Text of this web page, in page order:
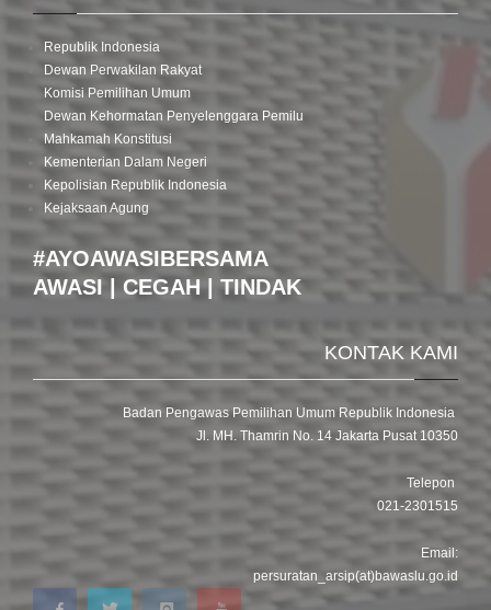
Republik Indonesia
Dewan Perwakilan Rakyat
Komisi Pemilihan Umum
Dewan Kehormatan Penyelenggara Pemilu
Mahkamah Konstitusi
Kementerian Dalam Negeri
Kepolisian Republik Indonesia
Kejaksaan Agung
#AYOAWASIBERSAMA
AWASI | CEGAH | TINDAK
KONTAK KAMI
Badan Pengawas Pemilihan Umum Republik Indonesia
Jl. MH. Thamrin No. 14 Jakarta Pusat 10350
Telepon
021-2301515
Email:
persuratan_arsip(at)bawaslu.go.id